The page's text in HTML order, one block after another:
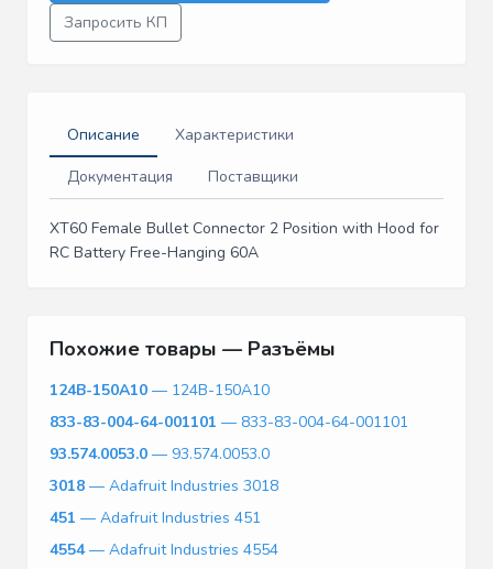
Запросить КП
Описание
Характеристики
Документация
Поставщики
XT60 Female Bullet Connector 2 Position with Hood for
RC Battery Free-Hanging 60A
Похожие товары — Разъёмы
124B-150A10 — 124B-150A10
833-83-004-64-001101 — 833-83-004-64-001101
93.574.0053.0 — 93.574.0053.0
3018 — Adafruit Industries 3018
451 — Adafruit Industries 451
4554— Adafruit Industries 4554